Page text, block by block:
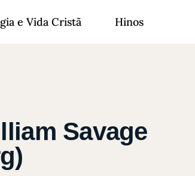
e Vida Cristã Hinos
Savage